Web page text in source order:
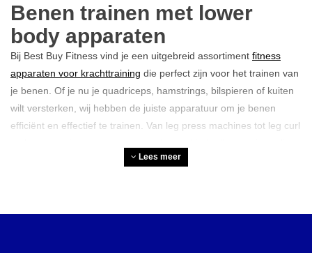
Benen trainen met lower
body apparaten
Bij Best Buy Fitness vind je een uitgebreid assortiment fitness
apparaten voor krachttraining die perfect zijn voor het trainen van
je benen. Of je nu je quadriceps, hamstrings, bilspieren of kuiten
wilt versterken, wij hebben de juiste apparatuur om je benen
efficiënt en effectief te trainen. Van leg press machines tot leg curl
hebt om kracht en spiermassa in je onderlichaam op te bouwen.
haalt.
Lees meer